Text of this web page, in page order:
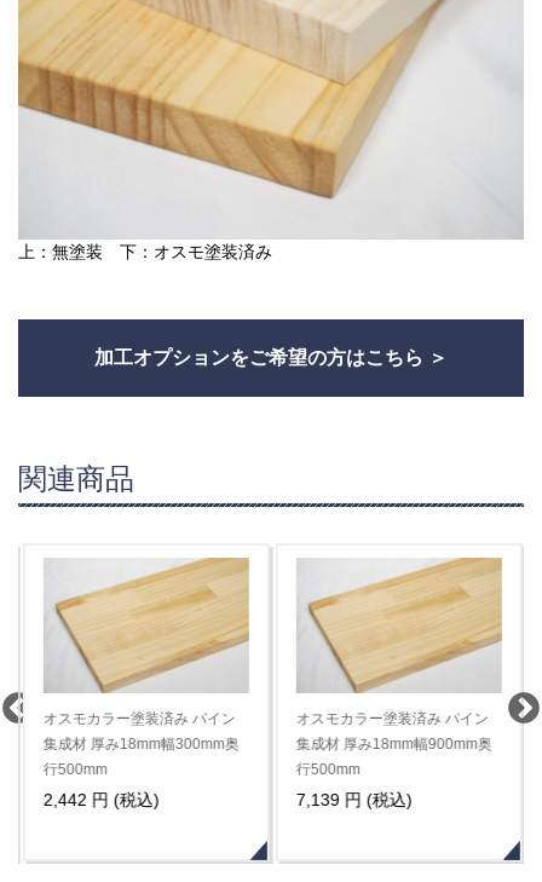
上：無塗装 下：オスモ塗装済み
加工オプションをご希望の方はこちら
関連商品
オスモカラー塗装済み パイン
集成材 厚み18mm幅300mm奥
行500mm
2,442 円 (税込)
オスモカラー塗装済み パイン
集成材 厚み18mm幅900mm奥
行500mm
7,139 円 (税込)